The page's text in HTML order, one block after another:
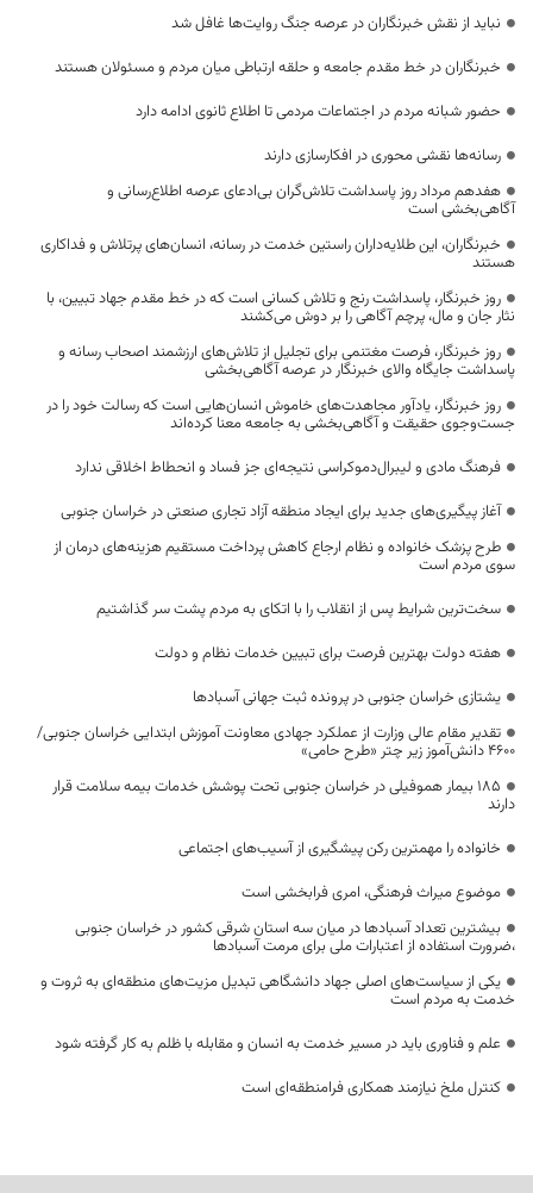
نباید از نقش خبرنگاران در عرصه جنگ روایت‌ها غافل شد
خبرنگاران در خط مقدم جامعه و حلقه ارتباطی میان مردم و مسئولان هستند
حضور شبانه مردم در اجتماعات مردمی تا اطلاع ثانوی ادامه دارد
رسانه‌ها نقشی محوری در افکارسازی دارند
هفدهم مرداد روز پاسداشت تلاش‌گران بی‌ادعای عرصه اطلاع‌رسانی و
آگاهی‌بخشی است
خبرنگاران، این طلایه‌داران راستین خدمت در رسانه، انسان‌های پرتلاش و فداکاری
هستند
روز خبرنگار، پاسداشت رنج و تلاش کسانی است که در خط مقدم جهاد تبیین، با
نثار جان و مال، پرچم آگاهی را بر دوش می‌کشند
روز خبرنگار، فرصت مغتنمی برای تجلیل از تلاش‌های ارزشمند اصحاب رسانه و
پاسداشت جایگاه والای خبرنگار در عرصه آگاهی‌بخشی
روز خبرنگار، یادآور مجاهدت‌های خاموش انسان‌هایی است که رسالت خود را در
جست‌وجوی حقیقت و آگاهی‌بخشی به جامعه معنا کرده‌اند
فرهنگ مادی و لیبرال‌دموکراسی نتیجه‌ای جز فساد و انحطاط اخلاقی ندارد
آغاز پیگیری‌های جدید برای ایجاد منطقه آزاد تجاری صنعتی در خراسان جنوبی
طرح پزشک خانواده و نظام ارجاع کاهش پرداخت مستقیم هزینه‌های درمان از
سوی مردم است
سخت‌ترین شرایط پس از انقلاب را با اتکای به مردم پشت سر گذاشتیم
هفته دولت بهترین فرصت برای تبیین خدمات نظام و دولت
یشتازی خراسان جنوبی در پرونده ثبت جهانی آسبادها
تقدیر مقام عالی وزارت از عملکرد جهادی معاونت آموزش ابتدایی خراسان جنوبی/
۴۶۰۰ دانش‌آموز زیر چتر «طرح حامی»
۱۸۵ بیمار هموفیلی در خراسان جنوبی تحت پوشش خدمات بیمه سلامت قرار
دارند
خانواده را مهمترین رکن پیشگیری از آسیب‌های اجتماعی
موضوع میراث فرهنگی، امری فرابخشی است
بیشترین تعداد آسبادها در میان سه استان شرقی کشور در خراسان جنوبی
،ضرورت استفاده از اعتبارات ملی برای مرمت آسبادها
یکی از سیاست‌های اصلی جهاد دانشگاهی تبدیل مزیت‌های منطقه‌ای به ثروت و
خدمت به مردم است
علم و فناوری باید در مسیر خدمت به انسان و مقابله با ظلم به کار گرفته شود
کنترل ملخ نیازمند همکاری فرامنطقه‌ای است